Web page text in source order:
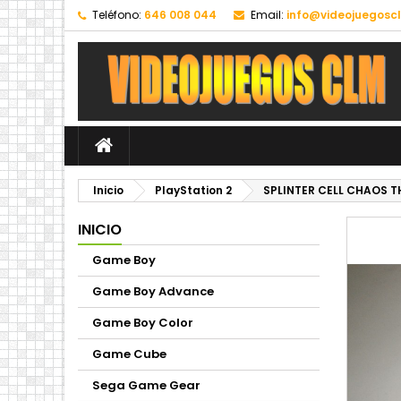
Teléfono: 646 008 044 Email:
Inicio PlayStation 2 SPLINTER CELL CHAOS
INICIO
Game Boy
Game Boy Advance
Game Boy Color
Game Cube
Sega Game Gear